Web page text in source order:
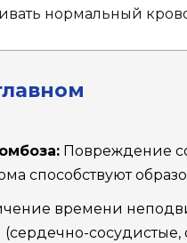
нормальный
Повреждение
способствуют
времени
сосудистые,